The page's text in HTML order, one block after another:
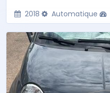
2018 Automatique